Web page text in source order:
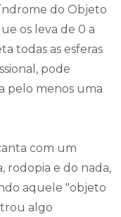
do Objeto
os leva de 0 a
todas as esferas
pode
pelo menos uma
com um
rodopia e do nada,
aquele "objeto
algo